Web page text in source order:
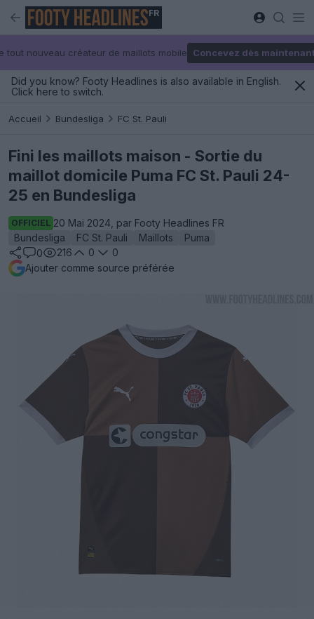
FR
tout nouveau créateur de maillots mobile Concevez dès
Did you know? Footy Headlines is also available in English.
Click here to switch.
Accueil Bundesliga FC St. Pauli
Fini les maillots maison - Sortie du
maillot domicile Puma FC St. Pauli 24-
25 en Bundesliga
OFFICIEL 20 Mai 2024, par Footy Headlines FR
Bundesliga
FC St. Pauli Maillots
Puma
0
216 0
0
Ajouter comme source préférée